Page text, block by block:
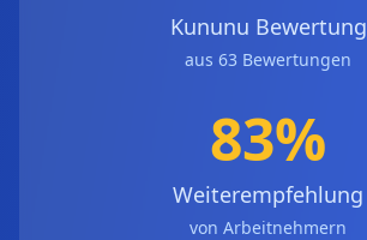
Kununu Bewertung
aus 63 Bewertungen
83%
Weiterempfehlung
von Arbeitnehmern